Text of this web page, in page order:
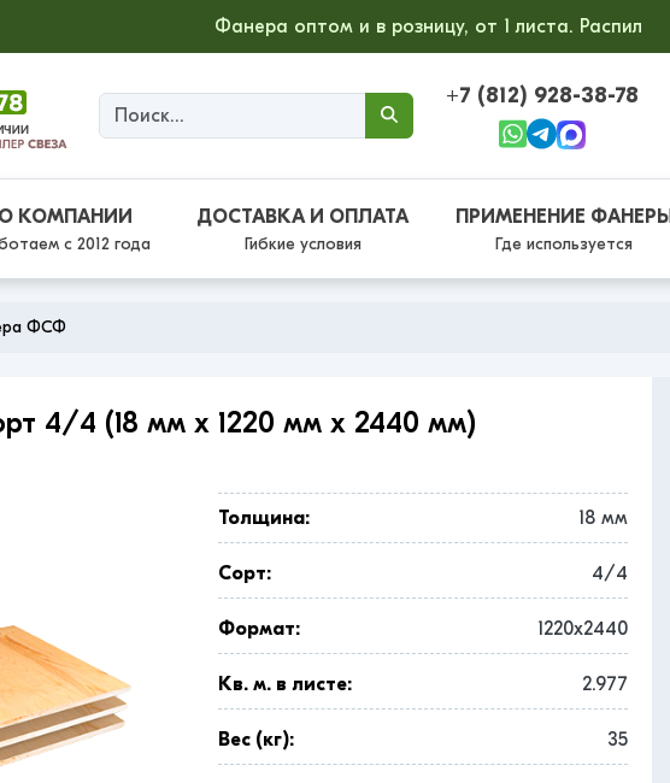
Фанера оптом и в розницу, от 1 листа. Распил
+7 (812) 928-38-78
О КОМПАНИИ
с 2012 года
ДОСТАВКА И ОПЛАТА
Гибкие условия
ПРИМЕНЕНИЕ ФАНЕРЫ
Где используется
ФСФ
4/4 (18 мм x 1220 мм x 2440 мм)
Толщина: 18 мм
Сорт: 4/4
Формат: 1220x2440
Кв. м. в листе: 2.977
Вес (кг): 35